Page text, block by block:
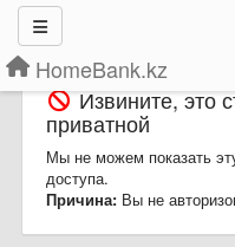
HomeBank.kz
Извините, это
приватной
Мы не можем показать
доступа.
Причина: Вы не